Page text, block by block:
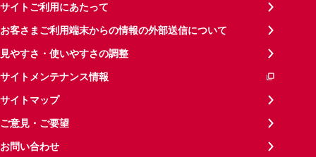
サイトご利用にあたって
お客さまご利用端末からの情報の外部送信について
見やすさ・使いやすさの調整
サイトメンテナンス情報
サイトマップ
ご意見・ご要望
お問い合わせ